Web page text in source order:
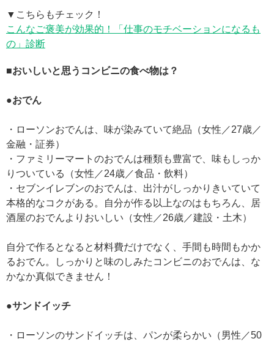
▼こちらもチェック！
こんなご褒美が効果的！「仕事のモチベーションになるも
の」診断
■おいしいと思うコンビニの食べ物は？
●おでん
・ローソンおでんは、味が染みていて絶品（女性／27歳／
金融・証券）
・ファミリーマートのおでんは種類も豊富で、味もしっか
りついている（女性／24歳／食品・飲料）
・セブンイレブンのおでんは、出汁がしっかりきいていて
本格的なコクがある。自分が作る以上なのはもちろん、居
酒屋のおでんよりおいしい（女性／26歳／建設・土木）
自分で作るとなると材料費だけでなく、手間も時間もかか
るおでん。しっかりと味のしみたコンビニのおでんは、な
かなか真似できません！
●サンドイッチ
・ローソンのサンドイッチは、パンが柔らかい（男性／50